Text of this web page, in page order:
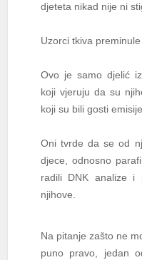
djeteta nikad nije ni
Uzorci tkiva
Ovo je samo djelić
koji vjeruju da su
koji su bili gosti
Oni tvrde da se od
djece, odnosno
radili DNK analize i
njihove.
Na pitanje zašto ne
puno pravo, jedan